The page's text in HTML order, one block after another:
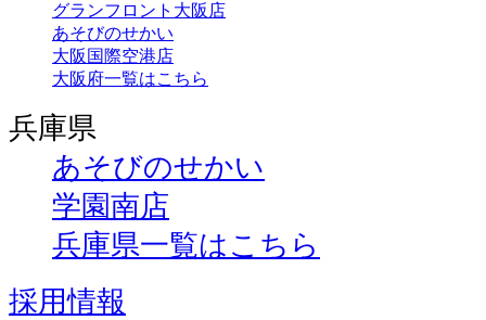
グランフロント大阪店
あそびのせかい
大阪国際空港店
大阪府一覧はこちら
兵庫県
あそびのせかい
学園南店
兵庫県一覧はこちら
採用情報